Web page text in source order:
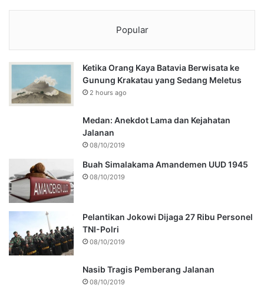
Popular
Ketika Orang Kaya Batavia Berwisata ke
Gunung Krakatau yang Sedang Meletus
2 hours ago
Medan: Anekdot Lama dan Kejahatan
Jalanan
08/10/2019
Buah Simalakama Amandemen UUD 1945
08/10/2019
Pelantikan Jokowi Dijaga 27 Ribu Personel
TNI-Polri
08/10/2019
Nasib Tragis Pemberang Jalanan
08/10/2019